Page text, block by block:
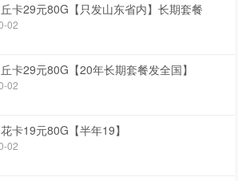
卡29元80G【只发山东省内】长期套餐
02
卡29元80G【20年长期套餐发全国】
02
卡19元80G【半年19】
02